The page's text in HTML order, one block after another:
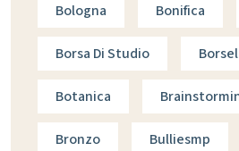
Bologna Bonifica
Borsa Di Studio
Botanica
Bronzo Bulliesmp